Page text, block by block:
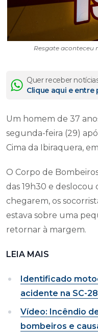
Resgate aconteceu
Quer receber
Clique aqui e entre
Um homem de 37
segunda-feira (29)
Cima da Ibiraquera,
O Corpo de
das 19h30 e deslocou
chegarem, os
estava sobre uma
retornar à margem.
LEIA MAIS
Identificado
acidente na SC-
Vídeo: Incêndio
bombeiros e